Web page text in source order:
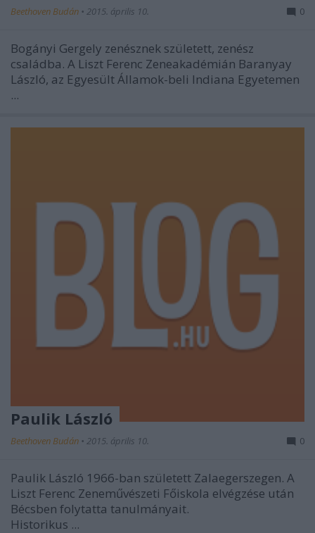
Beethoven Budán • 2015. április 10. 0
Bogányi Gergely zenésznek született, zenész
családba. A Liszt Ferenc Zeneakadémián Baranyay
László, az Egyesült Államok-beli Indiana Egyetemen
...
Paulik László
Beethoven Budán • 2015. április 10. 0
Paulik László 1966-ban született Zalaegerszegen. A
Liszt Ferenc Zeneművészeti Főiskola elvégzése után
Bécsben folytatta tanulmányait.
Historikus ...